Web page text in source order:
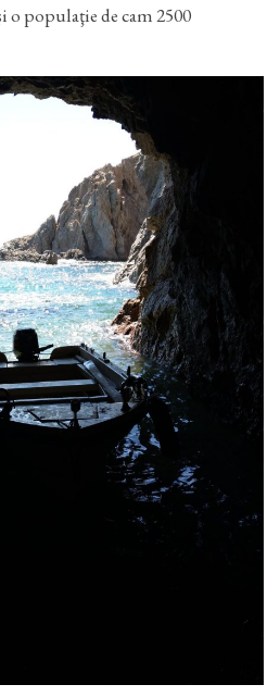
o populaţie de cam 2500